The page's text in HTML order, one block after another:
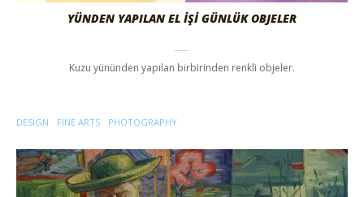
YÜNDEN YAPILAN EL İŞİ GÜNLÜK OBJELER
Kuzu yününden yapılan birbirinden renkli objeler.
DESIGN FINE ARTS PHOTOGRAPHY